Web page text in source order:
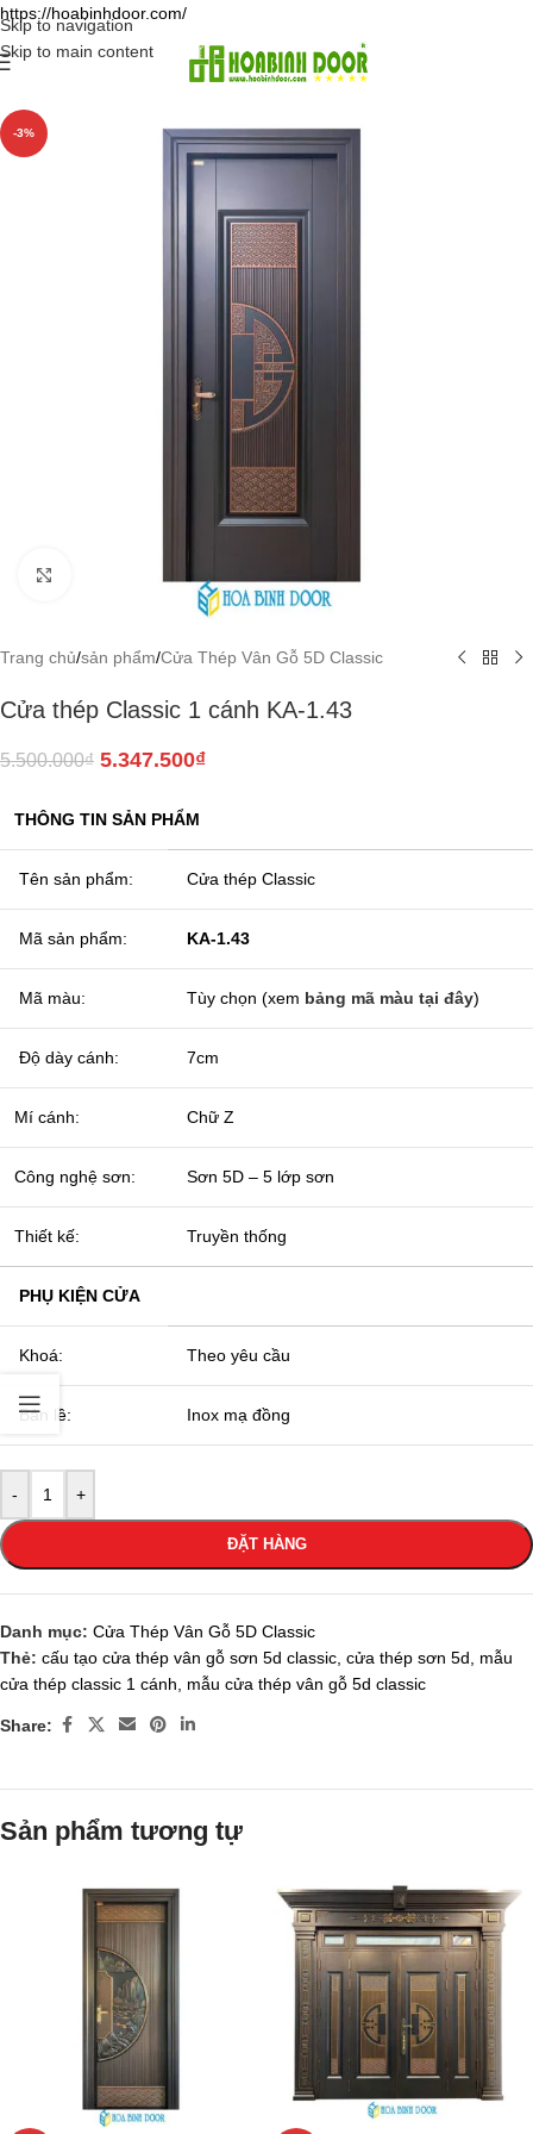
https://hoabinhdoor.com/
Skip to navigation
Skip to main content
-3%
Trang chủ/sản phẩm/Cửa Thép Vân Gỗ 5D Classic
Cửa thép Classic 1 cánh KA-1.43
5.500.000₫ 5.347.500₫
THÔNG TIN SẢN PHẨM
Tên sản phẩm: Cửa thép Classic
Mã sản phẩm: KA-1.43
Mã màu: Tùy chọn (xem bảng mã màu tại đây)
Độ dày cánh: 7cm
Mí cánh: Chữ Z
Công nghệ sơn: Sơn 5D – 5 lớp sơn
Thiết kế: Truyền thống
PHỤ KIỆN CỬA
Khoá: Theo yêu cầu
Bản lề: Inox mạ đồng
- +
ĐẶT HÀNG
Danh mục: Cửa Thép Vân Gỗ 5D Classic
Thẻ: cấu tạo cửa thép vân gỗ sơn 5d classic cửa thép sơn 5d
mẫu
cửa thép classic 1 cánh
mẫu cửa thép vân gỗ 5d classic
Share:
Sản phẩm tương tự